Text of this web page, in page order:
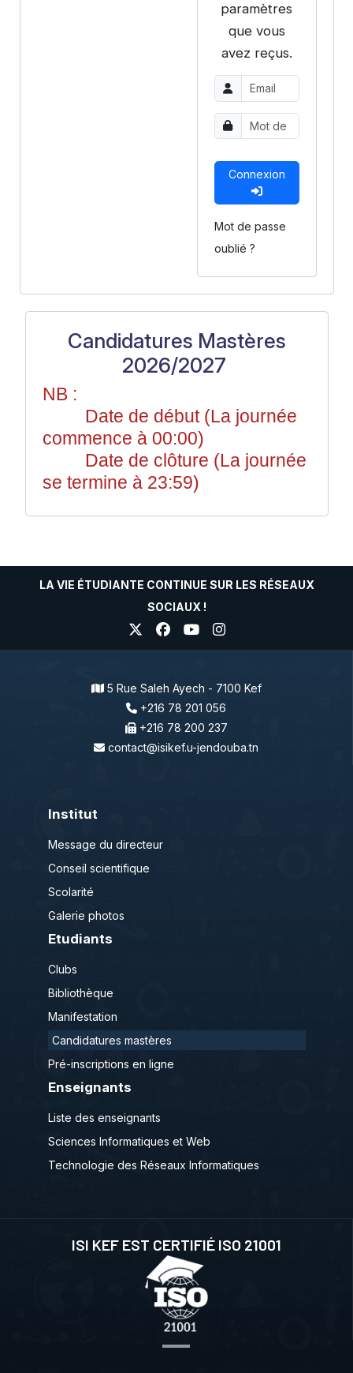
paramètres
que vous
avez reçus.
Mot de passe
oublié ?
Candidatures Mastères
2026/2027
NB :
Date de début (La journée
commence à 00:00)
Date de clôture (La journée
se termine à 23:59)
LA VIE ÉTUDIANTE CONTINUE SUR LES RÉSEAUX
SOCIAUX !
5 Rue Saleh Ayech - 7100 Kef
+216 78 201 056
+216 78 200 237
contact@isikef.u-jendouba.tn
Institut
Message du directeur
Conseil scientifique
Scolarité
Galerie photos
Etudiants
Clubs
Bibliothèque
Manifestation
Candidatures mastères
Pré-inscriptions en ligne
Enseignants
Liste des enseignants
Sciences Informatiques et Web
Technologie des Réseaux Informatiques
ISI KEF EST CERTIFIÉ ISO 21001